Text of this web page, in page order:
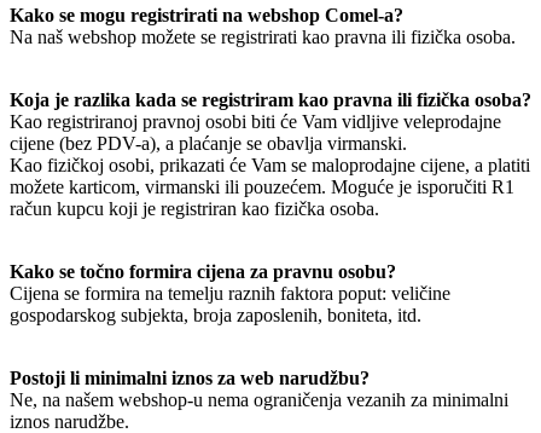
Kako se mogu registrirati na webshop Comel-a?
Na naš webshop možete se registrirati kao pravna ili fizička osoba.
Koja je razlika kada se registriram kao pravna ili fizička osoba?
Kao registriranoj pravnoj osobi biti će Vam vidljive veleprodajne
cijene (bez PDV-a), a plaćanje se obavlja virmanski.
Kao fizičkoj osobi, prikazati će Vam se maloprodajne cijene, a platiti
možete karticom, virmanski ili pouzećem. Moguće je isporučiti R1
račun kupcu koji je registriran kao fizička osoba.
Kako se točno formira cijena za pravnu osobu?
Cijena se formira na temelju raznih faktora poput: veličine
gospodarskog subjekta, broja zaposlenih, boniteta, itd.
Postoji li minimalni iznos za web narudžbu?
Ne, na našem webshop-u nema ograničenja vezanih za minimalni
iznos narudžbe.